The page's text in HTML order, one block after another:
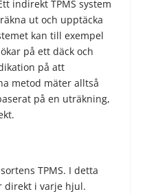
indirekt TPMS system
ut och upptäcka
kan till exempel
på ett däck och
på att
metod mäter alltså
på en uträkning,
TPMS. I detta
direkt i varje hjul.